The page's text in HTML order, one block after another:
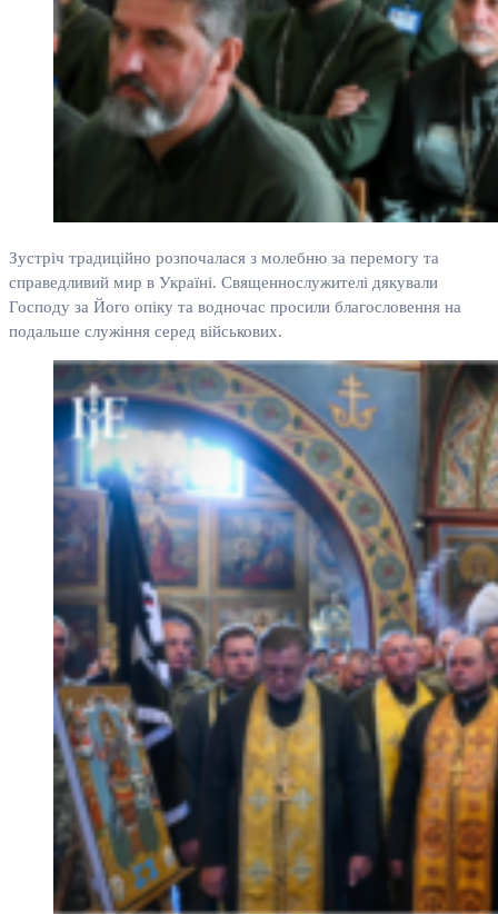
Зустріч традиційно розпочалася з молебню за перемогу та
справедливий мир в Україні. Священнослужителі дякували
Господу за Його опіку та водночас просили благословення на
подальше служіння серед військових.